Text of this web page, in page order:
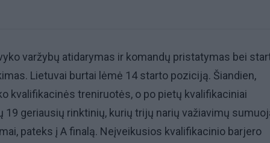
varžybų atidarymas ir komandų pristatymas bei
Lietuvai burtai lėmė 14 starto poziciją. Šiandien,
kvalifikacinės treniruotės, o po pietų kvalifikaciniai
19 geriausių rinktinių, kurių trijų narių važiavimų
pateks į A finalą. Neįveikusios kvalifikacinio barjero